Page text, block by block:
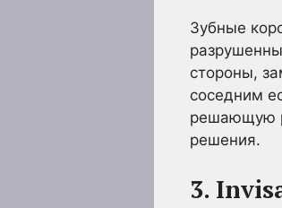
Зубные
стороны,
соседним
решающую
решения.
3.